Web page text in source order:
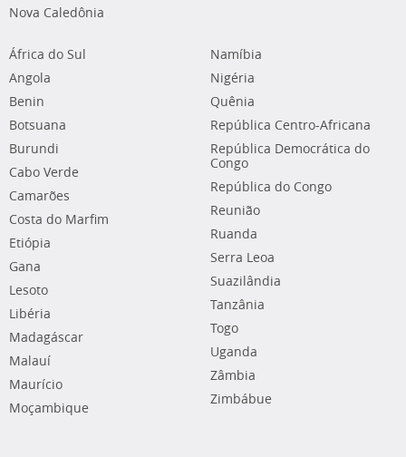
Nova Caledônia
África do Sul
Angola
Benin
Botsuana
Burundi
Cabo Verde
Camarões
Costa do Marfim
Etiópia
Gana
Lesoto
Libéria
Madagáscar
Malauí
Maurício
Moçambique
Namíbia
Nigéria
Quênia
República Centro-Africana
República Democrática do
Congo
República do Congo
Reunião
Ruanda
Serra Leoa
Suazilândia
Tanzânia
Togo
Uganda
Zâmbia
Zimbábue